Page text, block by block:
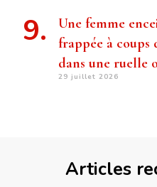
Une femme
frappée à coups
dans une ruelle
29 juillet 2026
Articles